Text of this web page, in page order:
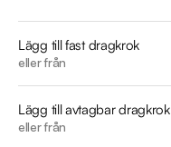
- Allure
- Motor & Kupévärmare
- Parkeringssensorer bak
- Farthållare
- Keyless start
- Start/Stopp-funktion
Lägg till fast dragkrok
eller från
Lägg till avtagbar dragkrok
eller från